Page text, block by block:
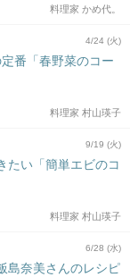
料理家 かめ代。
4/24 (火)
番「春野菜のコー
料理家 村山瑛子
9/19 (火)
たい「簡単エビのコ
料理家 村山瑛子
6/28 (水)
島奈美さんのレシピ